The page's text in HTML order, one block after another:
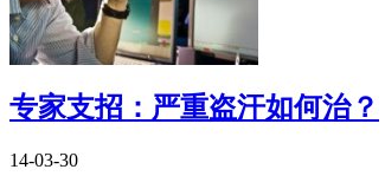
专家支招：严重盗汗如何治？
14-03-30